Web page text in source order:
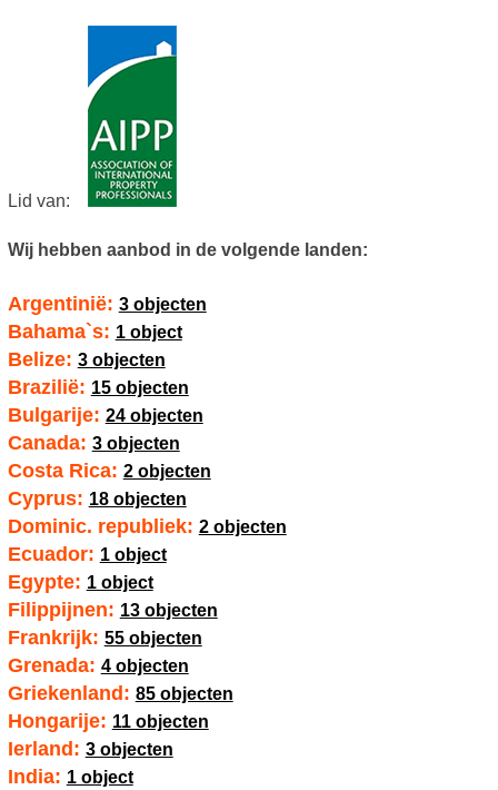
Lid van:
Wij hebben aanbod in de volgende landen:
Argentinië: 3 objecten
Bahama`s: 1 object
Belize: 3 objecten
Brazilië: 15 objecten
Bulgarije: 24 objecten
Canada: 3 objecten
Costa Rica: 2 objecten
Cyprus: 18 objecten
Dominic. republiek: 2 objecten
Ecuador: 1 object
Egypte: 1 object
Filippijnen: 13 objecten
Frankrijk: 55 objecten
Grenada: 4 objecten
Griekenland: 85 objecten
Hongarije: 11 objecten
Ierland: 3 objecten
India: 1 object